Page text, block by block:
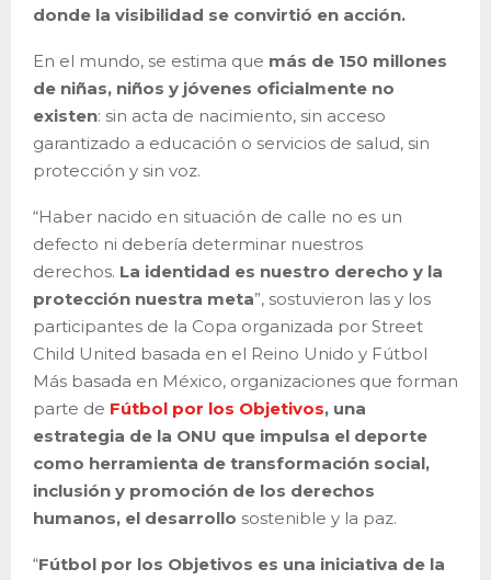
donde la visibilidad se convirtió en acción.
En el mundo, se estima que más de 150 millones
de niñas, niños y jóvenes oficialmente no
existen: sin acta de nacimiento, sin acceso
garantizado a educación o servicios de salud, sin
protección y sin voz.
“Haber nacido en situación de calle no es un
defecto ni debería determinar nuestros
derechos. La identidad es nuestro derecho y la
protección nuestra meta”, sostuvieron las y los
participantes de la Copa organizada por Street
Child United basada en el Reino Unido y Fútbol
Más basada en México, organizaciones que forman
parte de Fútbol por los Objetivos, una
estrategia de la ONU que impulsa el deporte
como herramienta de transformación social,
inclusión y promoción de los derechos
humanos, el desarrollo sostenible y la paz.
“Fútbol por los Objetivos es una iniciativa de la